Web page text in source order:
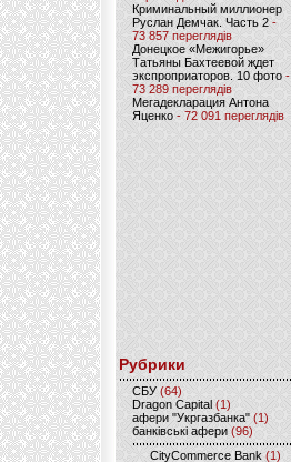
Криминальный миллионер
Руслан Демчак. Часть 2-
73 857 переглядів
Донецкое «Межигорье»
Татьяны Бахтеевой ждет
экспроприаторов. 10 фото -
73 289 переглядів
Мегадекларация Антона
Яценко - 72 091 переглядів
Рубрики
CБУ (64)
Dragon Capital (1)
афери "Укргазбанка" (1)
банківські афери (96)
CityCommerce Bank (1)